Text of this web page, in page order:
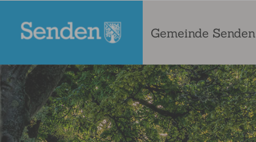
Gemeinde Senden